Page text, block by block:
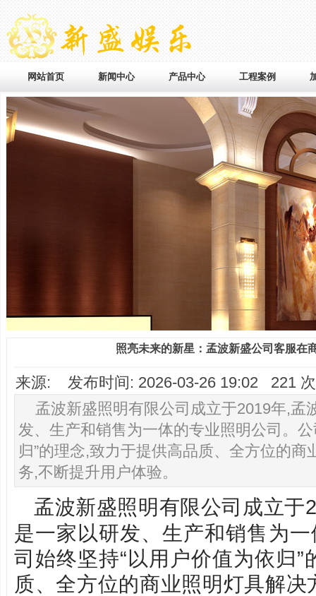
网站首页 新闻中心 产品中心 工程案例
照亮未来的新星：孟波新盛公司客服在
来源: 发布时间: 2026-03-26 19:02 221
孟波新盛照明有限公司成立于2019年,孟
发、生产和销售为一体的专业照明公司。
归”的理念,致力于提供高品质、全方位的
务,不断提升用户体验。
孟波新盛照明有限公司成立于
是一家以研发、生产和销售为
司始终坚持“以用户价值为依归
质、全方位的商业照明灯具解